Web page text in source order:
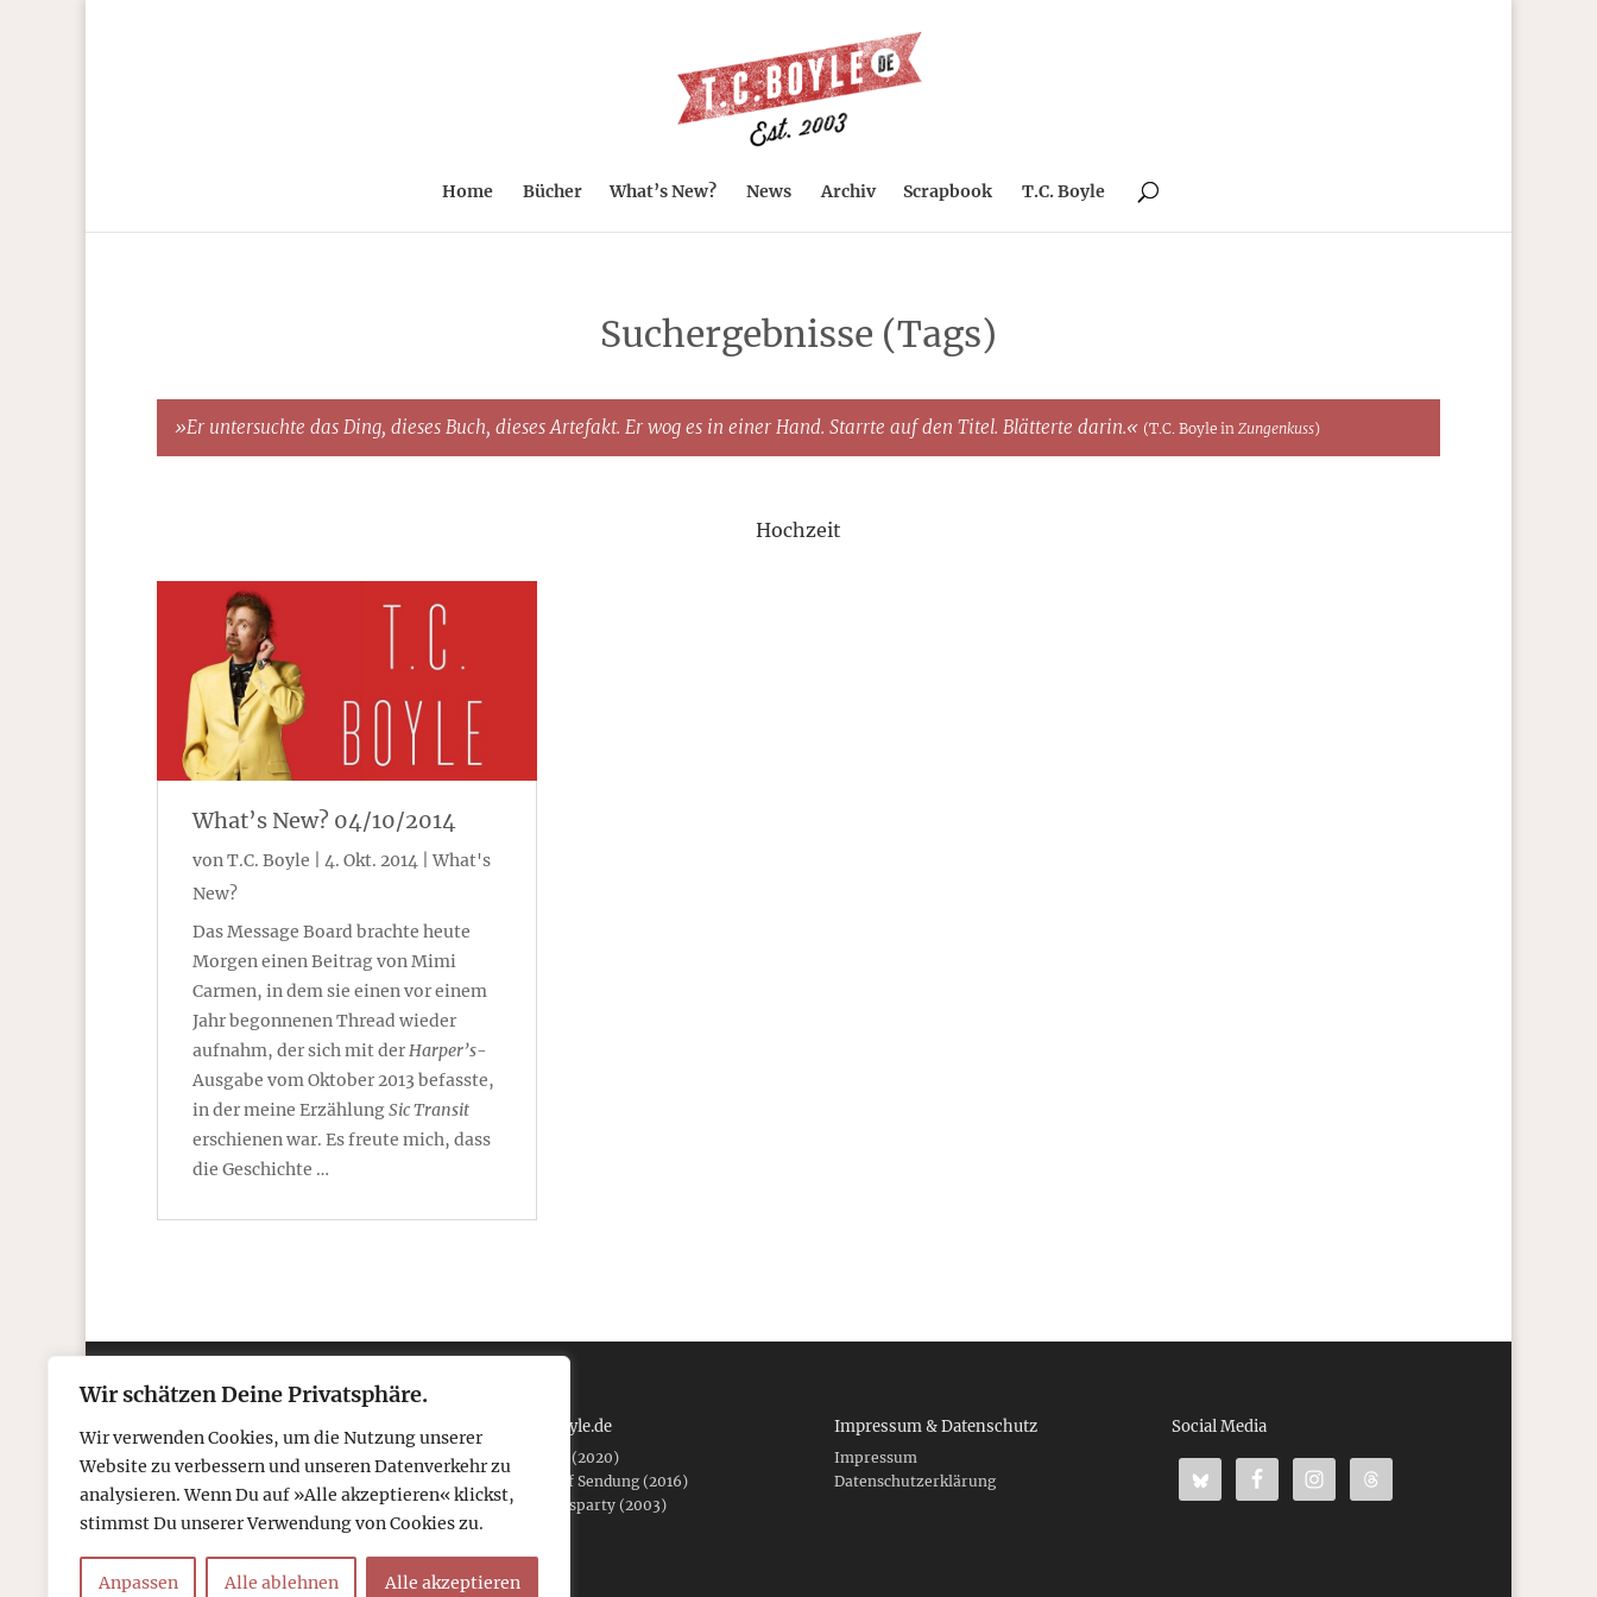
Wir schätzen Deine Privatsphäre.
Wir verwenden Cookies, um die Nutzung unserer
Website zu verbessern und unseren Datenverkehr zu
analysieren. Wenn Du auf »Alle akzeptieren« klickst,
stimmst Du unserer Verwendung von Cookies zu.
Anpassen Alle ablehnen Alle akzeptieren
Home Bücher What’s New? News Archiv Scrapbook T.C. Boyle
Suchergebnisse (Tags)
»Er untersuchte das Ding, dieses Buch, dieses Artefakt. Er wog es in einer Hand. Starrte auf den Titel. Blätterte darin.« (T.C. Boyle in Zungenkuss)
Hochzeit
What’s New? 04/10/2014
vonT.C. Boyle 4. Okt. 2014 |What's
New?
Das Message Board brachte heute
Morgen einen Beitrag von Mimi
Carmen, in dem sie einen vor einem
Jahr begonnenen Thread wieder
aufnahm, der sich mit derHarper’s-
Ausgabe vom Oktober 2013 befasste,
in der meine ErzählungSic Transit
erschienen war. Es freute mich, dass
die Geschichte …
Kontakt
Telefon: 05306 912 418
Über tcboyle.de
Refreshed (2020)
Wieder auf Sendung (2016)
Eröffnungsparty (2003)
Impressum & Datenschutz
Impressum
Datenschutzerklärung
Social Media